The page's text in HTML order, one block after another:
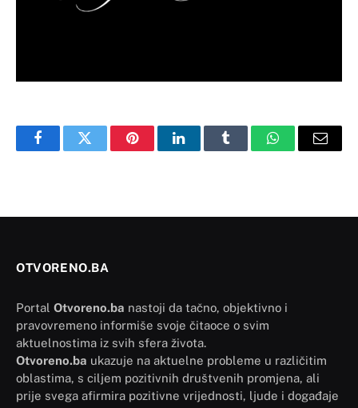
FacebookTwitter PinterestLinkedInTumblr WhatsAppEmail
OTVORENO.BA
Portal Otvoreno.ba nastoji da tačno, objektivno i
pravovremeno informiše svoje čitaoce o svim
aktuelnostima iz svih sfera života.
Otvoreno.ba ukazuje na aktuelne probleme u različitim
oblastima, s ciljem pozitivnih društvenih promjena, ali
prije svega afirmira pozitivne vrijednosti, ljude i događaje